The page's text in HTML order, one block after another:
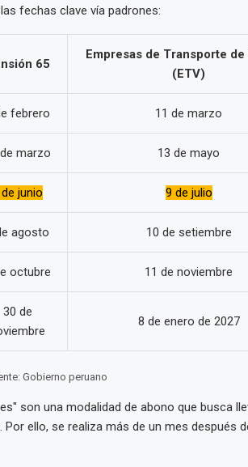
fechas clave vía padrones:
65
Empresas de Transporte
(ETV)
febrero 11 de marzo
marzo 13 de mayo
junio 9 de julio
agosto 10 de setiembre
octubre 11 de noviembre
30 de
8 de enero de 2027
Gobierno peruano
son una modalidad de abono que busca
ello, se realiza más de un mes después